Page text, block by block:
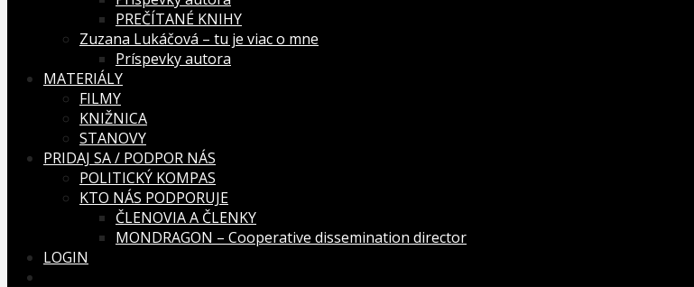
PREČÍTANÉ KNIHY
Zuzana Lukáčová – tu je viac o mne
Príspevky autora
MATERIÁLY
FILMY
KNIŽNICA
STANOVY
PRIDAJ SA / PODPOR NÁS
POLITICKÝ KOMPAS
KTO NÁS PODPORUJE
ČLENOVIA A ČLENKY
MONDRAGON – Cooperative dissemination director
LOGIN